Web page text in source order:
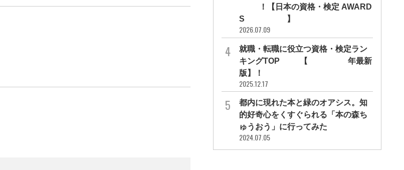
10！【日本の資格・検定 AWARD
S 2026】
2026.07.09
就職・転職に役立つ資格・検定ラン
キングTOP30【2026年最新
版】！
2025.12.17
都内に現れた本と緑のオアシス。知
的好奇心をくすぐられる「本の森ち
ゅうおう」に行ってみた
2024.07.05